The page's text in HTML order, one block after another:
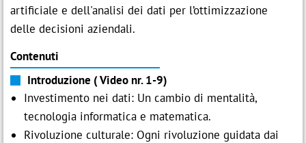
artificiale e dell'analisi dei dati per l’ottimizzazione
delle decisioni aziendali.
Contenuti
Introduzione ( Video nr. 1-9)
Investimento nei dati: Un cambio di mentalità,
tecnologia informatica e matematica.
Rivoluzione culturale: Ogni rivoluzione guidata dai